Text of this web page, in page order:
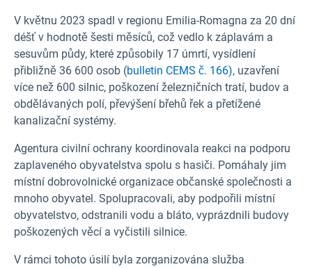
V květnu 2023 spadl v regionu Emilia-Romagna za 20 dní
déšť v hodnotě šesti měsíců, což vedlo k záplavám a
sesuvům půdy, které způsobily 17 úmrtí, vysídlení
přibližně 36 600 osob (bulletin CEMS č. 166), uzavření
více než 600 silnic, poškození železničních tratí, budov a
obdělávaných polí, převýšení břehů řek a přetížené
kanalizační systémy.
Agentura civilní ochrany koordinovala reakci na podporu
zaplaveného obyvatelstva spolu s hasiči. Pomáhaly jim
místní dobrovolnické organizace občanské společnosti a
mnoho obyvatel. Spolupracovali, aby podpořili místní
obyvatelstvo, odstranili vodu a bláto, vyprázdnili budovy
poškozených věcí a vyčistili silnice.
V rámci tohoto úsilí byla zorganizována služba